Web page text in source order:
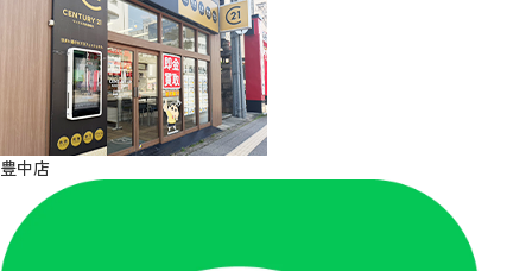
豊中店